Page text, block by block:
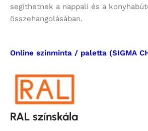
segíthetnek a nappali és a
összehangolásában.
Online színminta / paletta (SIGMA
RAL színskála